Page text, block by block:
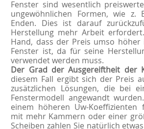
Fenster sind wesentlich
ungewöhnlichen Formen, wie z.
Enden. Dies ist darauf
Herstellung mehr Arbeit
Hand, dass der Preis umso
Fenster ist, da für seine
verwendet werden muss.
Der Grad der Ausgereiftheit der
diesem Fall ergibt sich der Preis
zusätzlichen Lösungen, die bei
Fenstermodell angewandt
einem höheren Uw-Koeffizienten
mit mehr Kammern oder einer
Scheiben zahlen Sie natürlich